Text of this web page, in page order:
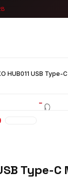
HUB011 USB Type-
Type-